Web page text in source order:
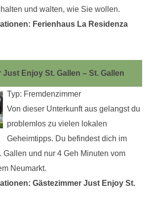
und walten, wie Sie wollen.
Ferienhaus La Residenza
Just Enjoy St. Gallen – St. Gallen
Typ: Fremdenzimmer
Von dieser Unterkunft aus gelangst du
problemlos zu vielen lokalen
Geheimtipps. Du befindest dich im
Gallen und nur 4 Geh Minuten vom
Neumarkt.
Gästezimmer Just Enjoy St.